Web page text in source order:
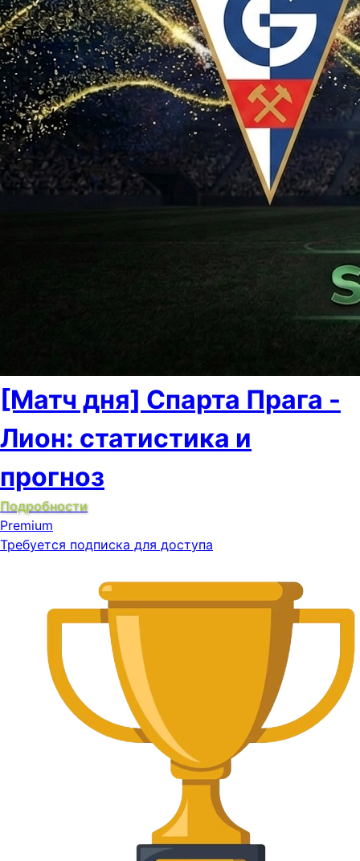
[Матч дня] Спарта Прага -
Лион: статистика и
прогноз
Подробности
Premium
Требуется подписка для доступа